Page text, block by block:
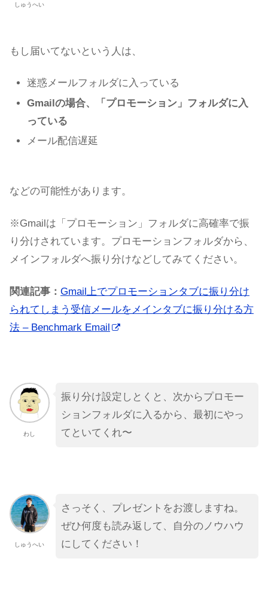
しゅうへい
もし届いてないという人は、
迷惑メールフォルダに入っている
Gmailの場合、「プロモーション」フォルダに入
っている
メール配信遅延
などの可能性があります。
※Gmailは「プロモーション」フォルダに高確率で振
り分けされています。プロモーションフォルダから、
メインフォルダへ振り分けなどしてみてください。
関連記事： Gmail上でプロモーションタブに振り分け
られてしまう受信メールをメインタブに振り分ける方
法 – Benchmark Email
わし
振り分け設定しとくと、次からプロモー
ションフォルダに入るから、最初にやっ
てといてくれ〜
しゅうへい
さっそく、プレゼントをお渡しますね。
ぜひ何度も読み返して、自分のノウハウ
にしてください！